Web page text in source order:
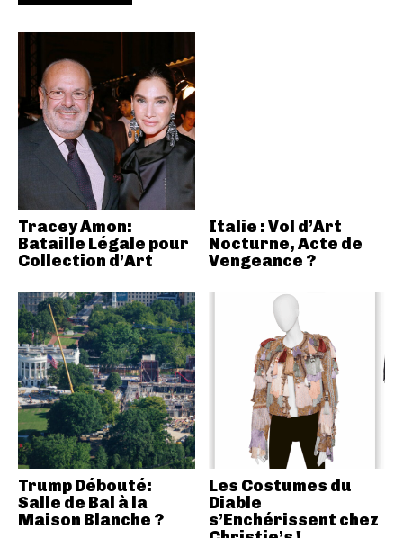
Tracey Amon:
Bataille Légale pour
Collection d’Art
Italie : Vol d’Art
Nocturne, Acte de
Vengeance ?
Trump Débouté:
Salle de Bal à la
Maison Blanche ?
Les Costumes du
Diable
s’Enchérissent chez